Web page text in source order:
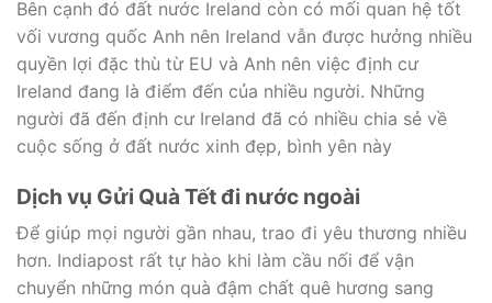
Bên cạnh đó đất nước Ireland còn có mối quan hệ tốt
vối vương quốc Anh nên Ireland vẫn được hưởng nhiều
quyền lợi đặc thù từ EU và Anh nên việc định cư
Ireland đang là điểm đến của nhiều người. Những
người đã đến định cư Ireland đã có nhiều chia sẻ về
cuộc sống ở đất nước xinh đẹp, bình yên này
Dịch vụ Gửi Quà Tết đi nước ngoài
Để giúp mọi người gần nhau, trao đi yêu thương nhiều
hơn. Indiapost rất tự hào khi làm cầu nối để vận
chuyển những món quà đậm chất quê hương sang